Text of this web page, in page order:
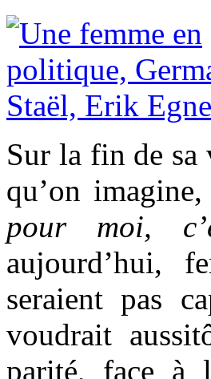
Sur la fin de sa
qu’on
pour moi,
aujourd’hui,
seraient pas
voudrait
parité, face à